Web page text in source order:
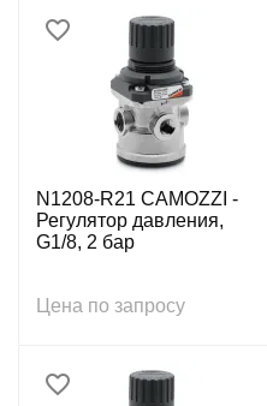
N1208-R21 CAMOZZI -
Регулятор давления,
G1/8, 2 бар
Цена по запросу